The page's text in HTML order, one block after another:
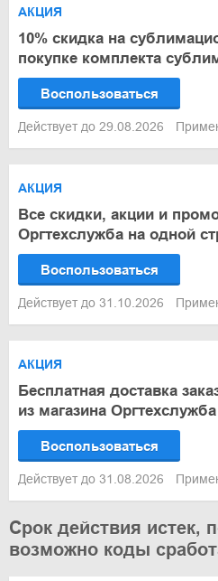
АКЦИЯ
10% скидка на
покупке комплекта
Воспользоваться
Действует до 29.08.2026
АКЦИЯ
Все скидки, акции и
Оргтехслужба на одной
Воспользоваться
Действует до 31.10.2026
АКЦИЯ
Бесплатная доставка
из магазина
Воспользоваться
Действует до 31.08.2026
Срок действия истек,
возможно коды